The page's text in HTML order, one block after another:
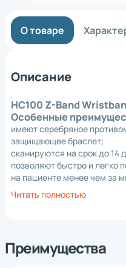
О товаре
Описание
HC100 Z-Band
Особенные
имеют серебряное
защищающее браслет;
сканируются на срок до 14
позволяют быстро и легко
на пациенте менее чем за
пластину или цветной клип
наручные браслеты Z-Band
в этих конкретных
Читать полностью
Преимущества